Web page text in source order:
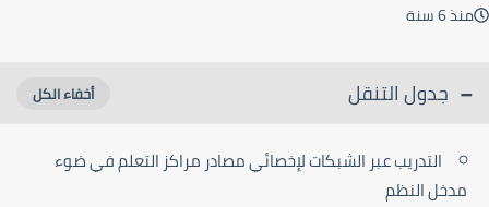
منذ 6 سنة
جدول التنقل
التدريب عبر الشبكات لإخصائي مصادر مراكز التعلم في ضوء
مدخل النظم